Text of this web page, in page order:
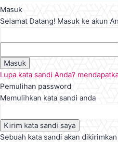
Masuk
Selamat Datang! Masuk ke akun
Lupa kata sandi Anda?
Pemulihan password
Memulihkan kata sandi anda
Sebuah kata sandi akan